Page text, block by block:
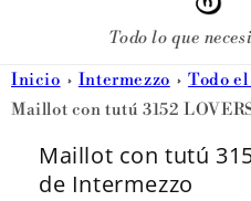
Todo lo que
Inicio Intermezzo
Todo
Maillot con tutú 3152
Maillot con tutú
de Intermezzo